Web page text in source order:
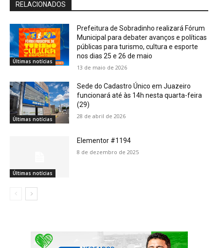
RELACIONADOS
Últimas notícias
Prefeitura de Sobradinho realizará Fórum
Municipal para debater avanços e políticas
públicas para turismo, cultura e esporte
nos dias 25 e 26 de maio
13 de maio de 2026
Últimas notícias
Sede do Cadastro Único em Juazeiro
funcionará até às 14h nesta quarta-feira
(29)
28 de abril de 2026
Últimas notícias
Elementor #1194
8 de dezembro de 2025